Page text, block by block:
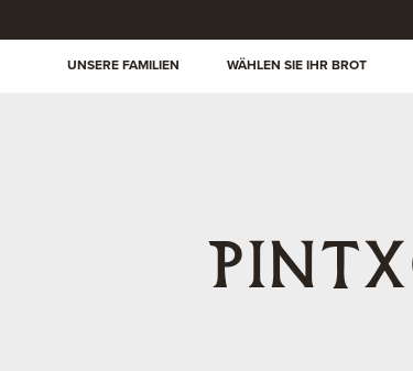
UNSERE FAMILIEN WÄHLEN SIE IHR BROT